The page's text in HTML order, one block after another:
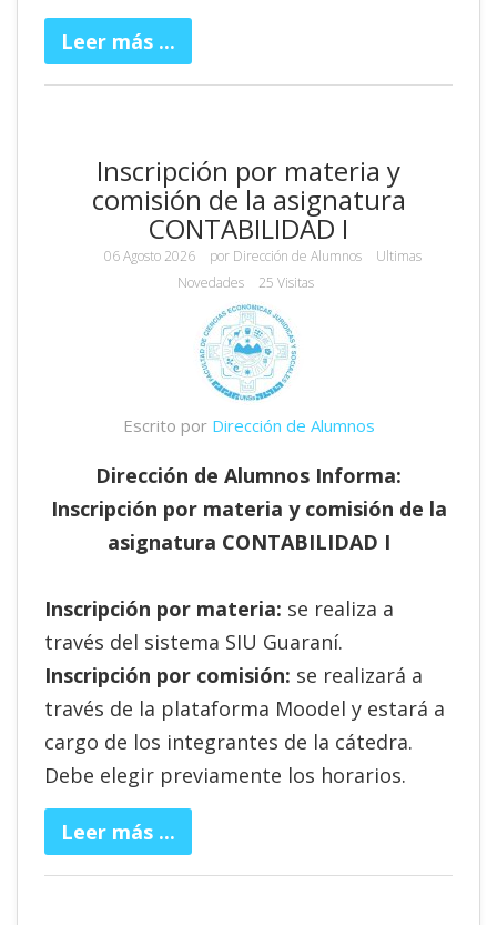
Leer más ...
Inscripción por materia y
comisión de la asignatura
CONTABILIDAD I
06 Agosto 2026 por Dirección de Alumnos
Ultimas
Novedades
25 Visitas
Escrito por Dirección de Alumnos
Dirección de Alumnos Informa:
Inscripción por materia y comisión de la
asignatura CONTABILIDAD I
Inscripción por materia: se realiza a
través del sistema SIU Guaraní.
Inscripción por comisión: se realizará a
través de la plataforma Moodel y estará a
cargo de los integrantes de la cátedra.
Debe elegir previamente los horarios.
Leer más ...